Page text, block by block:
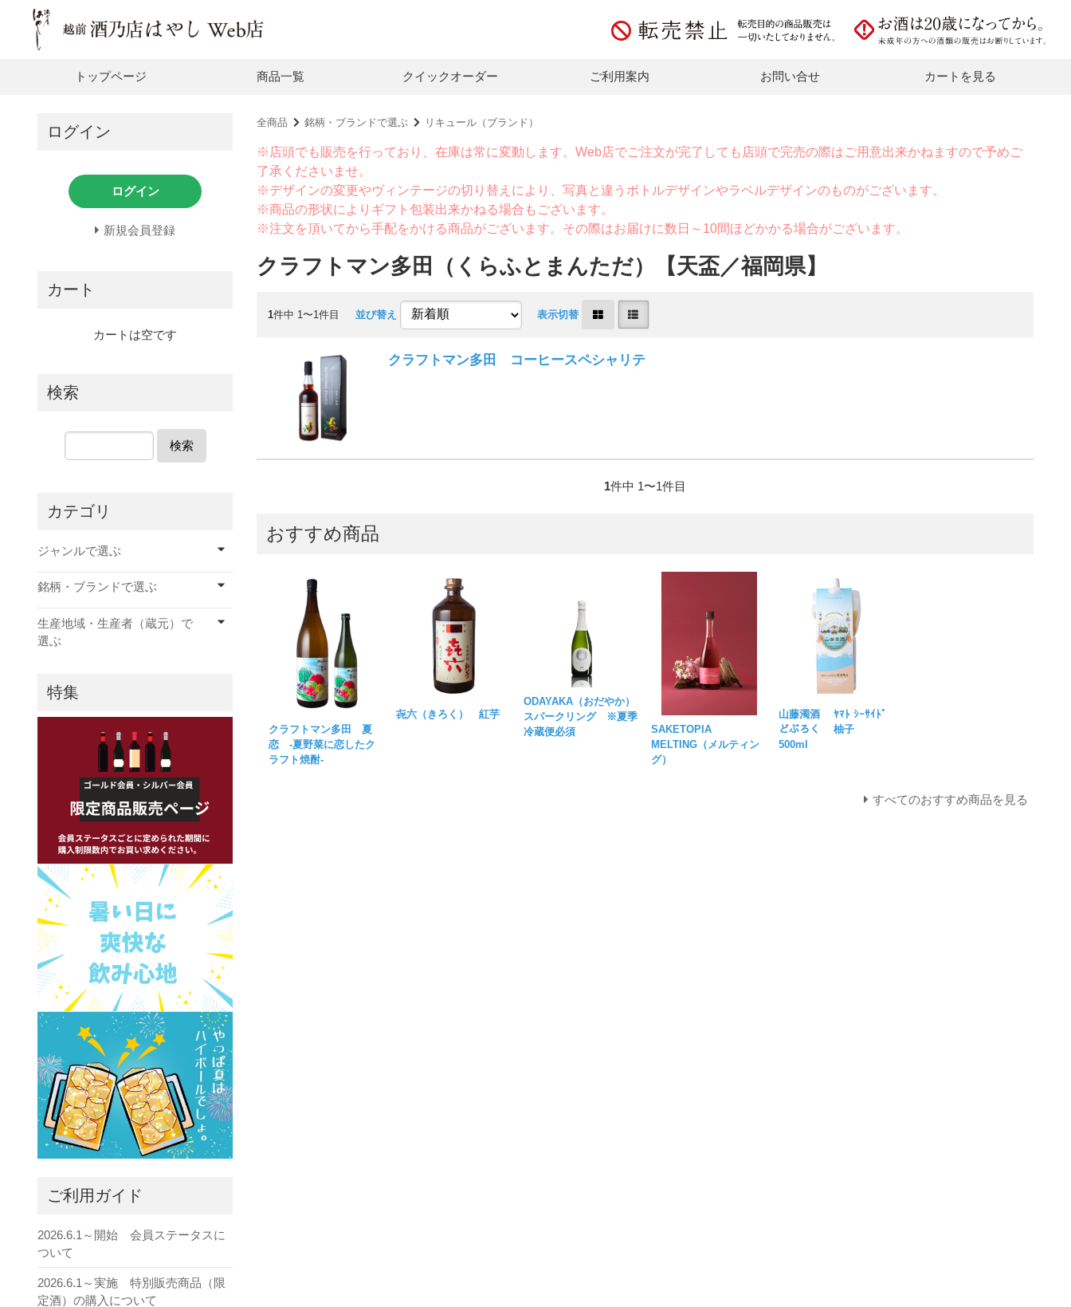
トップページ 商品一覧 クイックオーダー ご利用案内 お問い合せ カートを見る
全商品 銘柄・ブランドで選ぶ リキュール（ブランド）
※店頭でも販売を行っており、在庫は常に変動します。Web店でご注文が完了しても店頭で完売の際はご用意出来かねますので予めご
了承くださいませ。
※デザインの変更やヴィンテージの切り替えにより、写真と違うボトルデザインやラベルデザインのものがございます。
※商品の形状によりギフト包装出来かねる場合もございます。
※注文を頂いてから手配をかける商品がございます。その際はお届けに数日～10間ほどかかる場合がございます。
クラフトマン多田（くらふとまんただ）【天盃／福岡県】
1件中 1〜1件目 並び替え 表示切替
クラフトマン多田 コーヒースペシャリテ
1件中 1〜1件目
おすすめ商品
クラフトマン多田 夏
恋 -夏野菜に恋したク
ラフト焼酎-
㐂六（きろく） 紅芋
ODAYAKA（おだやか）
スパークリング ※夏季
冷蔵便必須
SAKETOPIA
MELTING（メルティン
グ）
山藤濁酒 ﾔﾏﾄ ｼｰｻｲﾄﾞ
どぶろく 柚子
500ml
すべてのおすすめ商品を見る
ログイン
ログイン
新規会員登録
カート
カートは空です
検索
検索
カテゴリ
ジャンルで選ぶ
銘柄・ブランドで選ぶ
生産地域・生産者（蔵元）で
選ぶ
特集
ご利用ガイド
2026.6.1～開始 会員ステータスに
ついて
2026.6.1～実施 特別販売商品（限
定酒）の購入について